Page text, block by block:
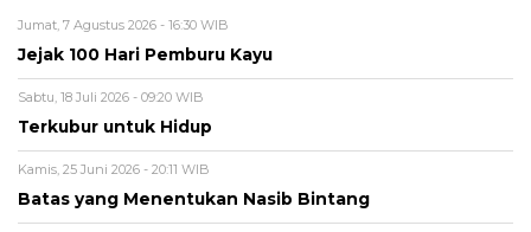
Jumat, 7 Agustus 2026 - 16:30 WIB
Jejak 100 Hari Pemburu Kayu
Sabtu, 18 Juli 2026 - 09:20 WIB
Terkubur untuk Hidup
Kamis, 25 Juni 2026 - 20:11 WIB
Batas yang Menentukan Nasib Bintang